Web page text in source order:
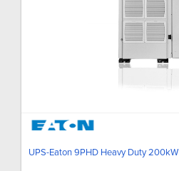
UPS-Eaton 9PHD Heavy Duty 200kW